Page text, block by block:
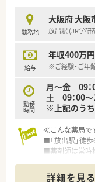
勤務地
大阪府 大阪
放出駅 (JR学研
給与
年収400万
※ご経験・ご年
勤務
時間
月～金 09：
土 09：00～
※上記のう
≪こんな薬局
■「放出駅」徒
■薬剤師は常時
■オンライン服
詳細を見る